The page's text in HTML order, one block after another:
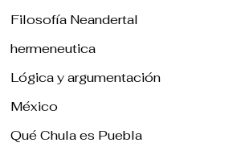
Filosofía Neandertal
hermeneutica
Lógica y argumentación
México
Qué Chula es Puebla